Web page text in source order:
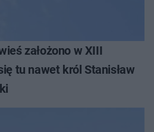
założono w XIII
tu nawet król Stanisław